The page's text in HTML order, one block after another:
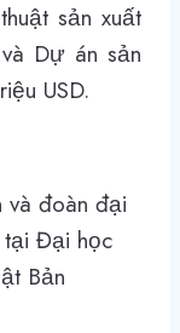
sản xuất
Dự án sản
USD.
và đoàn đại
tại Đại học
Bản